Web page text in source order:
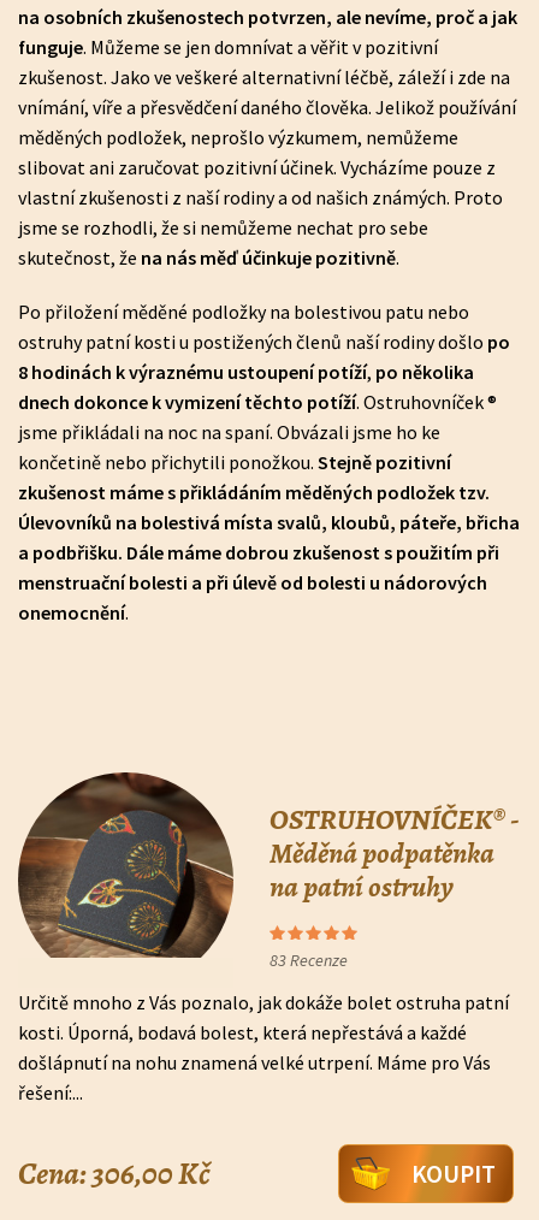
na osobních zkušenostech potvrzen, ale nevíme, proč a jak
funguje. Můžeme se jen domnívat a věřit v pozitivní
zkušenost. Jako ve veškeré alternativní léčbě, záleží i zde na
vnímání, víře a přesvědčení daného člověka. Jelikož používání
měděných podložek, neprošlo výzkumem, nemůžeme
slibovat ani zaručovat pozitivní účinek. Vycházíme pouze z
vlastní zkušenosti z naší rodiny a od našich známých. Proto
jsme se rozhodli, že si nemůžeme nechat pro sebe
skutečnost, že na nás měď účinkuje pozitivně.
Po přiložení měděné podložky na bolestivou patu nebo
ostruhy patní kosti u postižených členů naší rodiny došlo po
8 hodinách k výraznému ustoupení potíží, po několika
dnech dokonce k vymizení těchto potíží. Ostruhovníček ®
jsme přikládali na noc na spaní. Obvázali jsme ho ke
končetině nebo přichytili ponožkou. Stejně pozitivní
zkušenost máme s přikládáním měděných podložek tzv.
Úlevovníků na bolestivá místa svalů, kloubů, páteře, břicha
a podbřišku. Dále máme dobrou zkušenost s použitím při
menstruační bolesti a při úlevě od bolesti u nádorových
onemocnění.
OSTRUHOVNÍČEK® -
Měděná podpatěnka
na patní ostruhy
83Recenze
Určitě mnoho z Vás poznalo, jak dokáže bolet ostruha patní
kosti. Úporná, bodavá bolest, která nepřestává a každé
došlápnutí na nohu znamená velké utrpení. Máme pro Vás
řešení:...
Cena: 306,00 Kč KOUPIT